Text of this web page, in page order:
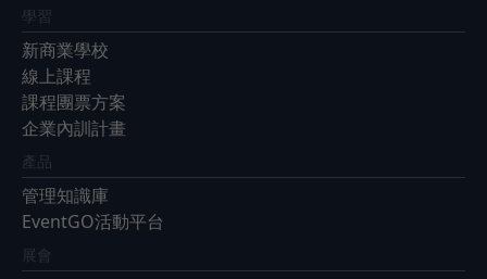
學習
新商業學校
線上課程
課程團票方案
企業內訓計畫
產品
管理知識庫
EventGO活動平台
展會